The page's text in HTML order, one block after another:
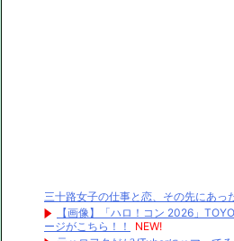
三十路女子の仕事と恋、その先にあっ
【画像】「ハロ！コン 2026」
ージがこちら！！
NEW!